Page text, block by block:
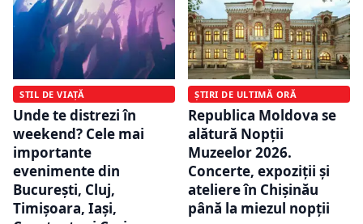
STIL DE VIAȚĂ
Unde te distrezi în
weekend? Cele mai
importante
evenimente din
București, Cluj,
Timișoara, Iași,
ȘTIRI DE ULTIMĂ ORĂ
Republica Moldova se
alătură Nopții
Muzeelor 2026.
Concerte, expoziții și
ateliere în Chișinău
până la miezul nopții